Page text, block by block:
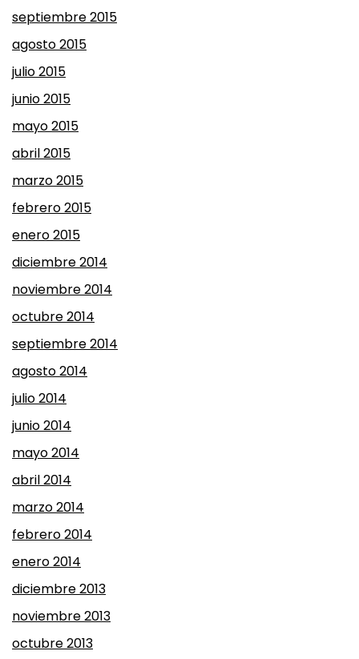
septiembre 2015
agosto 2015
julio 2015
junio 2015
mayo 2015
abril 2015
marzo 2015
febrero 2015
enero 2015
diciembre 2014
noviembre 2014
octubre 2014
septiembre 2014
agosto 2014
julio 2014
junio 2014
mayo 2014
abril 2014
marzo 2014
febrero 2014
enero 2014
diciembre 2013
noviembre 2013
octubre 2013